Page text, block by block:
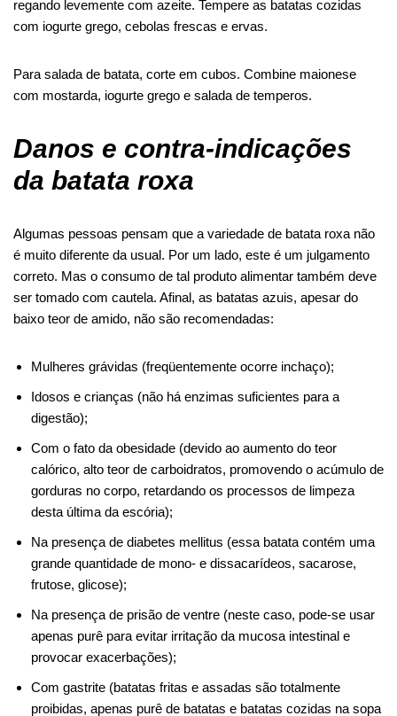
regando levemente com azeite. Tempere as batatas cozidas
com iogurte grego, cebolas frescas e ervas.
Para salada de batata, corte em cubos. Combine maionese
com mostarda, iogurte grego e salada de temperos.
Danos e contra-indicações
da batata roxa
Algumas pessoas pensam que a variedade de batata roxa não
é muito diferente da usual. Por um lado, este é um julgamento
correto. Mas o consumo de tal produto alimentar também deve
ser tomado com cautela. Afinal, as batatas azuis, apesar do
baixo teor de amido, não são recomendadas:
Mulheres grávidas (freqüentemente ocorre inchaço);
Idosos e crianças (não há enzimas suficientes para a
digestão);
Com o fato da obesidade (devido ao aumento do teor
calórico, alto teor de carboidratos, promovendo o acúmulo de
gorduras no corpo, retardando os processos de limpeza
desta última da escória);
Na presença de diabetes mellitus (essa batata contém uma
grande quantidade de mono- e dissacarídeos, sacarose,
frutose, glicose);
Na presença de prisão de ventre (neste caso, pode-se usar
apenas purê para evitar irritação da mucosa intestinal e
provocar exacerbações);
Com gastrite (batatas fritas e assadas são totalmente
proibidas, apenas purê de batatas e batatas cozidas na sopa